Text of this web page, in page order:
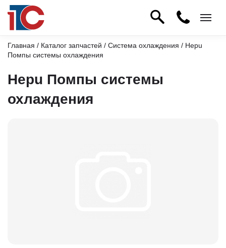
Главная / Каталог запчастей / Система охлаждения / Hepu
Помпы системы охлаждения
Hepu Помпы системы
охлаждения